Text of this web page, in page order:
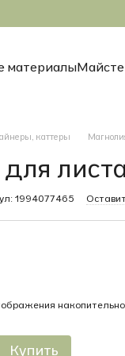
материалы
каттеры
1994077465
Купить